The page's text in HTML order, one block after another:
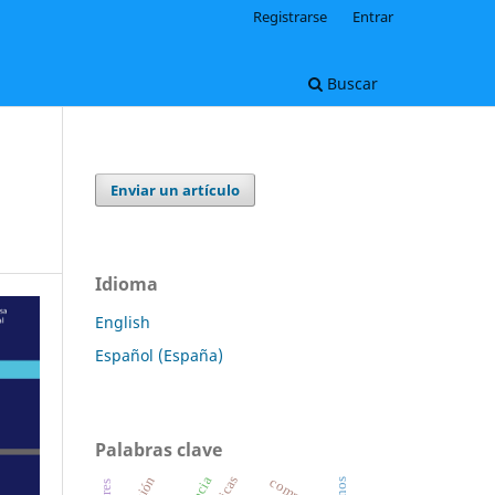
Buscar
Registrarse Entrar
Enviar un artículo
Idioma
English
Español (España)
Palabras clave